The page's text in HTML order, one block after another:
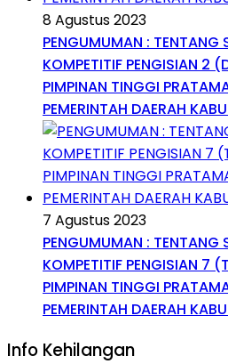
8 Agustus 2023
PENGUMUMAN : TENTANG
KOMPETITIF PENGISIAN 2
PIMPINAN TINGGI
PEMERINTAH DAERAH
7 Agustus 2023
PENGUMUMAN : TENTANG
KOMPETITIF PENGISIAN 7
PIMPINAN TINGGI
PEMERINTAH DAERAH
Info Kehilangan